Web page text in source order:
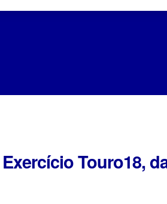
Touro18,